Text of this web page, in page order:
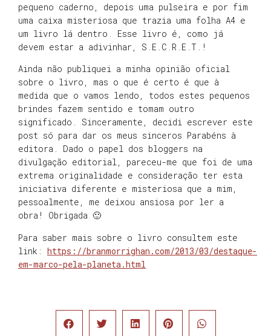
pequeno caderno, depois uma pulseira e por fim
uma caixa misteriosa que trazia uma folha A4 e
um livro lá dentro. Esse livro é, como já
devem estar a adivinhar, S.E.C.R.E.T.!
Ainda não publiquei a minha opinião oficial
sobre o livro, mas o que é certo é que à
medida que o vamos lendo, todos estes pequenos
brindes fazem sentido e tomam outro
significado. Sinceramente, decidi escrever este
post só para dar os meus sinceros Parabéns à
editora. Dado o papel dos bloggers na
divulgação editorial, pareceu-me que foi de uma
extrema originalidade e consideração ter esta
iniciativa diferente e misteriosa que a mim,
pessoalmente, me deixou ansiosa por ler a
obra! Obrigada 🙂
Para saber mais sobre o livro consultem este
link: https://branmorrighan.com/2013/03/destaque-
em-marco-pela-planeta.html